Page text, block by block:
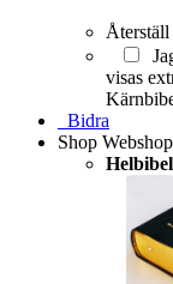
visas
Bidra
Shop Webshop
Helbibel